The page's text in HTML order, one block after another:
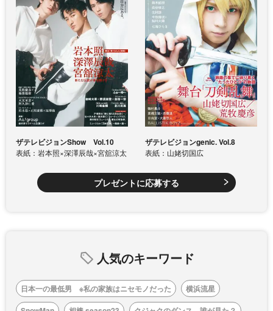
ザテレビジョンShow Vol.10
表紙：岩本照×深澤辰哉×宮舘涼太
ザテレビジョンgenic. Vol.8
表紙：山姥切国広
プレゼントに応募する
人気のキーワード
日本一の最低男 ※私の家族はニセモノだった
横浜流星